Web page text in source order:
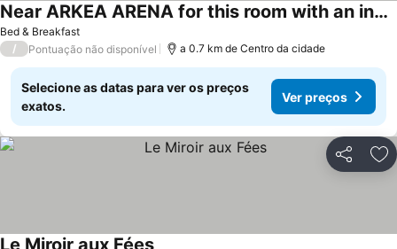
Bed & Breakfast
Near ARKEA ARENA for this room with an incredible view
/ Pontuação não disponível a 0.7 km de Centro da cidade
Selecione as datas para ver os preços
exatos.
Ver preços
Partilhar
Le Miroir aux Fées